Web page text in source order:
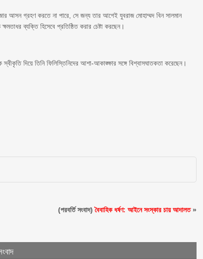
আসন গ্রহণ করতে না পারে, সে জন্য তার আগেই যুবরাজ মোহাম্মদ বিন সালমান
ব্যক্তি হিসেবে প্রতিষ্ঠিত করার চেষ্টা করছেন।
দিয়ে তিনি ফিলিস্তিনিদের আশা-আকাঙ্ক্ষার সঙ্গে বিশ্বাসঘাতকতা করেছেন।
(পরবর্তি সংবাদ)বৈবাহিক ধর্ষণ: আইনে সংস্কার চায় আদালত»